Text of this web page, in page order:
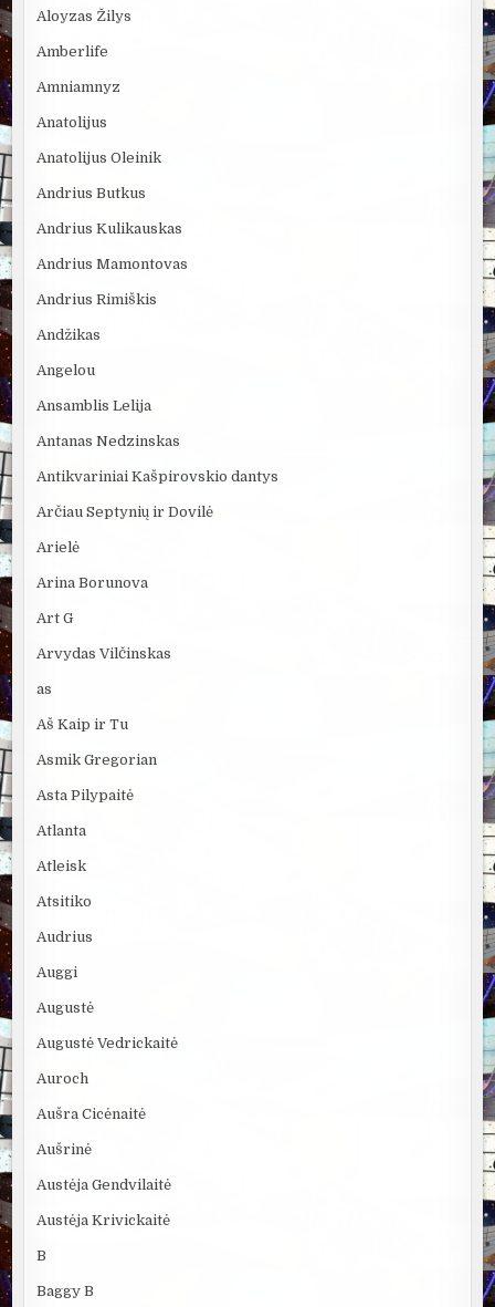
Aloyzas Žilys
Amberlife
Amniamnyz
Anatolijus
Anatolijus Oleinik
Andrius Butkus
Andrius Kulikauskas
Andrius Mamontovas
Andrius Rimiškis
Andžikas
Angelou
Ansamblis Lelija
Antanas Nedzinskas
Antikvariniai Kašpirovskio dantys
Arčiau Septynių ir Dovilė
Arielė
Arina Borunova
Art G
Arvydas Vilčinskas
as
Aš Kaip ir Tu
Asmik Gregorian
Asta Pilypaitė
Atlanta
Atleisk
Atsitiko
Audrius
Auggi
Augustė
Augustė Vedrickaitė
Auroch
Aušra Cicėnaitė
Aušrinė
Austėja Gendvilaitė
Austėja Krivickaitė
B
Baggy B